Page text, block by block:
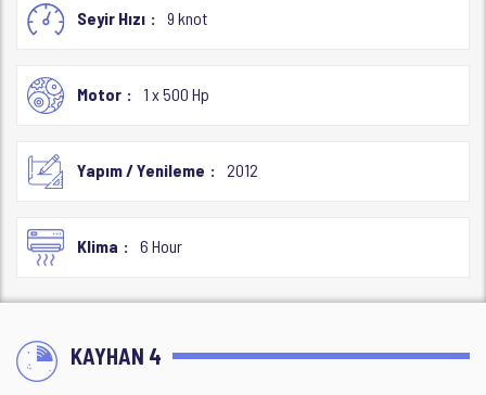
Seyir Hızı 9 knot
Motor 1 x 500 Hp
Yapım / Yenileme 2012
Klima 6 Hour
KAYHAN 4